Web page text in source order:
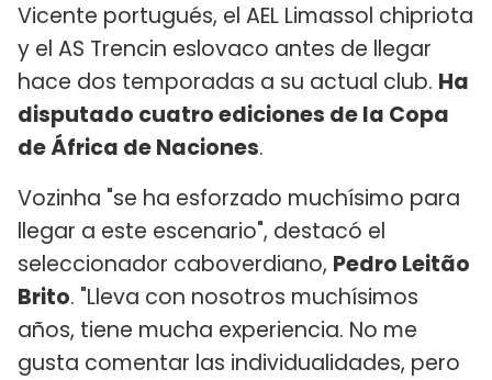
Vicente portugués, el AEL Limassol chipriota
y el AS Trencin eslovaco antes de llegar
hace dos temporadas a su actual club. Ha
disputado cuatro ediciones de la Copa
de África de Naciones.
Vozinha "se ha esforzado muchísimo para
llegar a este escenario", destacó el
seleccionador caboverdiano, Pedro Leitão
Brito. "Lleva con nosotros muchísimos
años, tiene mucha experiencia. No me
gusta comentar las individualidades, pero